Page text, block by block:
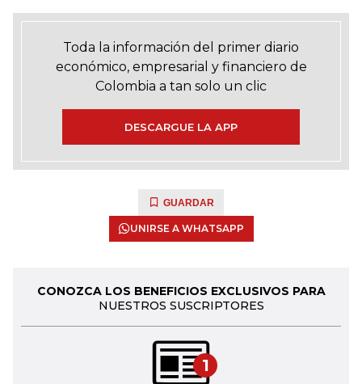
Toda la información del primer diario
económico, empresarial y financiero de
Colombia a tan solo un clic
DESCARGUE LA APP
GUARDAR
UNIRSE A WHATSAPP
CONOZCA LOS BENEFICIOS EXCLUSIVOS PARA
NUESTROS SUSCRIPTORES
1